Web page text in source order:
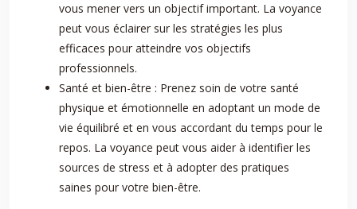
vous mener vers un objectif important. La voyance
peut vous éclairer sur les stratégies les plus
efficaces pour atteindre vos objectifs
professionnels.
Santé et bien-être : Prenez soin de votre santé
physique et émotionnelle en adoptant un mode de
vie équilibré et en vous accordant du temps pour le
repos. La voyance peut vous aider à identifier les
sources de stress et à adopter des pratiques
saines pour votre bien-être.